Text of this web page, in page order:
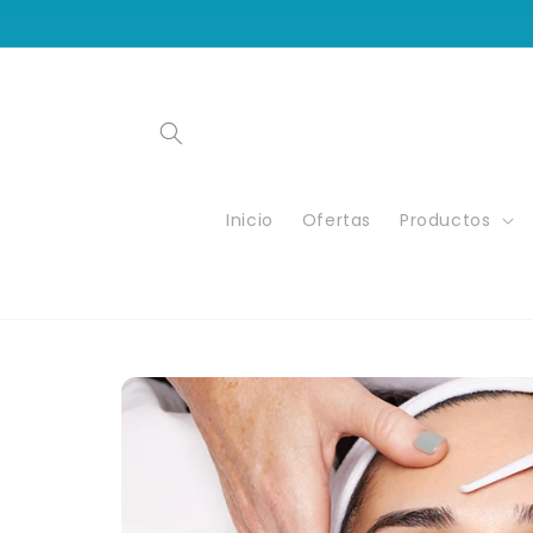
al contenido
Inicio Ofertas Productos
directamente
a la
información
del producto